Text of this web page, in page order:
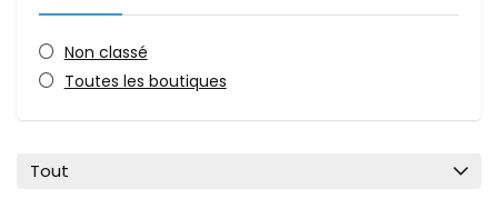
Non classé
Toutes les boutiques
Tout